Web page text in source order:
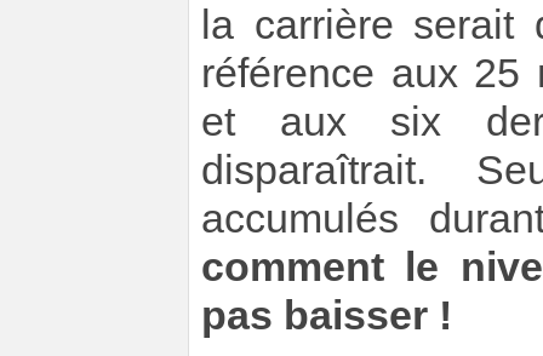
la carrière serait
référence aux 25
et aux six
disparaîtrait.
accumulés
comment le
pas baisser !